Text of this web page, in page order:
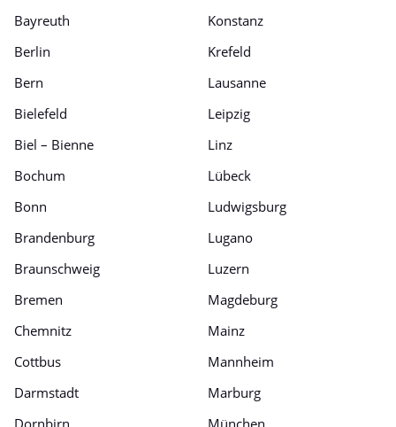
Bayreuth
Berlin
Bern
Bielefeld
Biel – Bienne
Bochum
Bonn
Brandenburg
Braunschweig
Bremen
Chemnitz
Cottbus
Darmstadt
Konstanz
Krefeld
Lausanne
Leipzig
Linz
Lübeck
Ludwigsburg
Lugano
Luzern
Magdeburg
Mainz
Mannheim
Marburg